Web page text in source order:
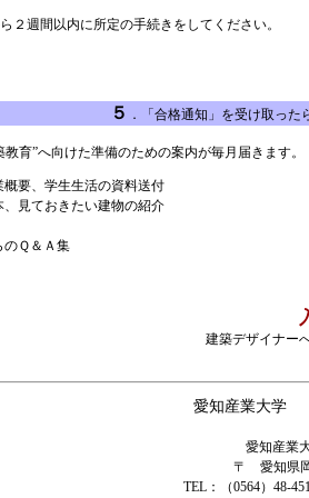
２週間以内に所定の手続きをしてください。
５ ．「合格通知」を受け取っ
育”へ向けた準備のための案内が毎月届きます。
要、学生生活の資料送付
見ておきたい建物の紹介
Ｑ＆Ａ集
建築デザイナー
愛知産業大学
愛知産業
〒 愛知県
TEL：（0564）48-